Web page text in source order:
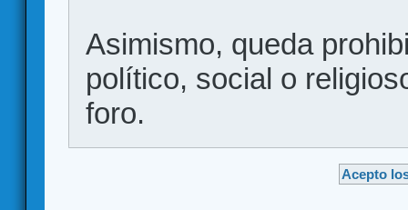
Asimismo, queda
político, social o
foro.